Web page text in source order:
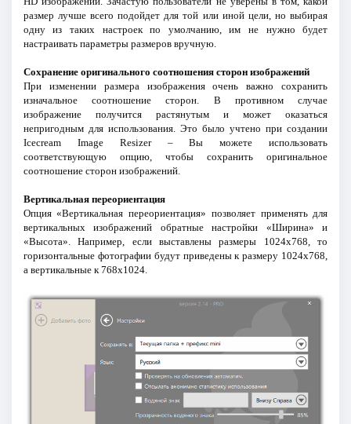
размер лучше всего подойдет для той или иной цели, но выбирая
одну из таких настроек по умолчанию, им не нужно будет
настраивать параметры размеров вручную.
Сохранение оригинального соотношения сторон изображений
При изменении размера изображения очень важно сохранить
изначальное соотношение сторон. В противном случае
изображение получится растянутым и может оказаться
непригодным для использования. Это было учтено при создании
Icecream Image Resizer – Вы можете использовать
соответствующую опцию, чтобы сохранить оригинальное
соотношение сторон изображений.
Вертикальная переориентация
Опция «Вертикальная переориентация» позволяет применять для
вертикальных изображений обратные настройки «Ширина» и
«Высота». Например, если выставлены размеры 1024x768, то
горизонтальные фотографии будут приведены к размеру 1024x768,
а вертикальные к 768x1024.